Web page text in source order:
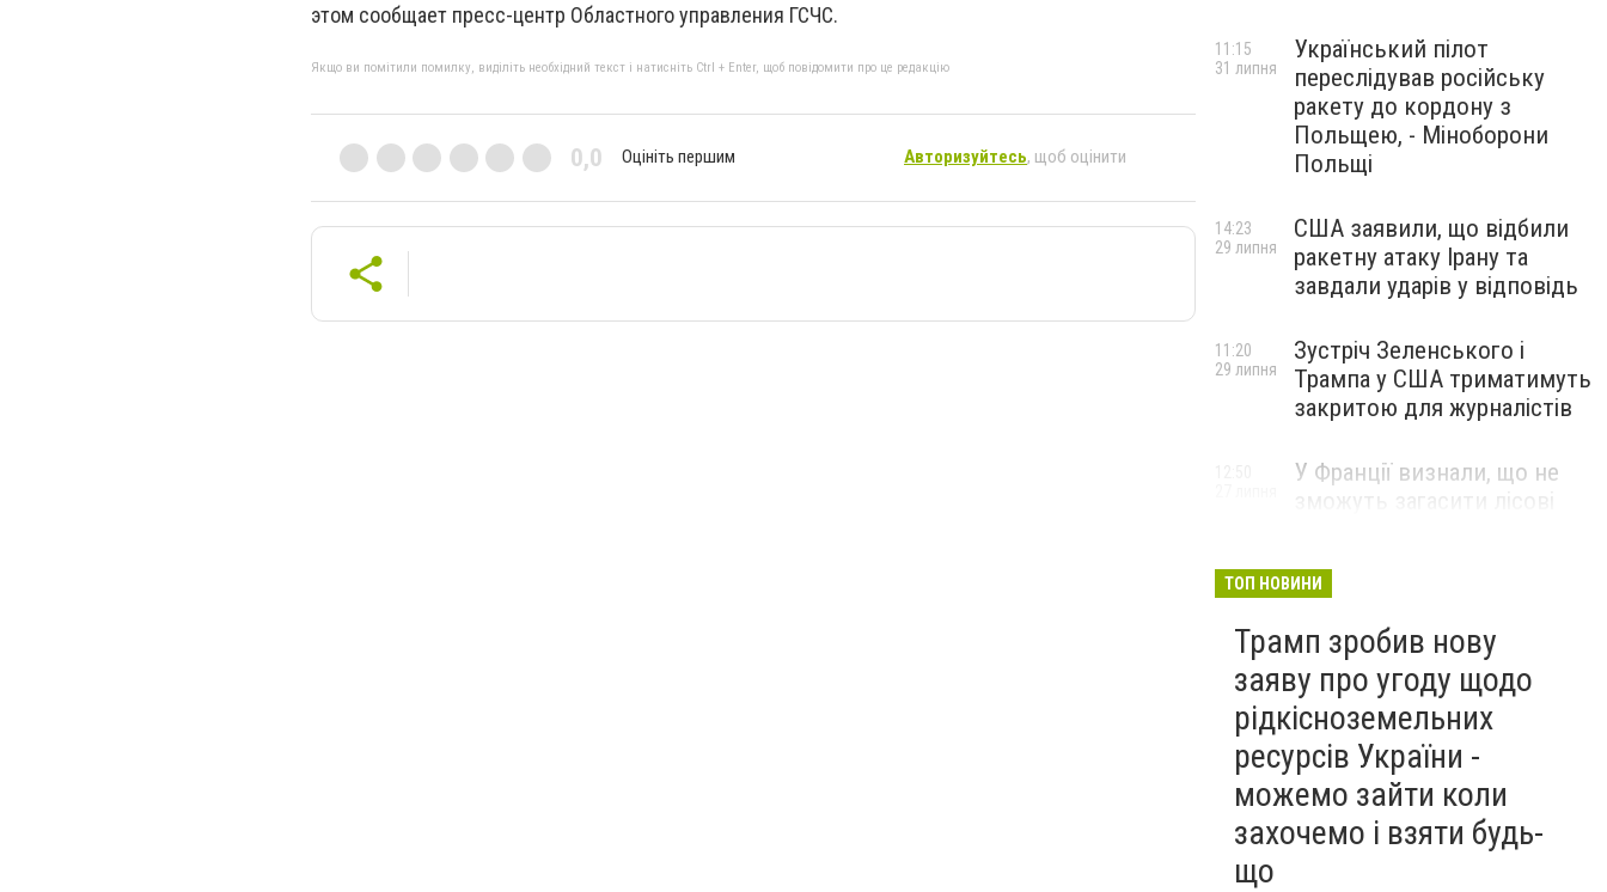
этом сообщает пресс-центр Областного управления ГСЧС.
Якщо ви помітили помилку, виділіть необхідний текст і натисніть Ctrl + Enter, щоб повідомити про це редакцію
0,0 Оцініть першим Авторизуйтесь, щоб оцінити
Український пілот
переслідував російську
ракету до кордону з
Польщею, - Міноборони
Польщі
11:15
31 липня
США заявили, що відбили
ракетну атаку Ірану та
завдали ударів у відповідь
14:23
29 липня
Зустріч Зеленського і
Трампа у США триматимуть
закритою для журналістів
11:20
29 липня
У Франції визнали, що не
ТОП НОВИНИ
Трамп зробив нову
заяву про угоду щодо
рідкісноземельних
ресурсів України -
можемо зайти коли
захочемо і взяти будь-
що